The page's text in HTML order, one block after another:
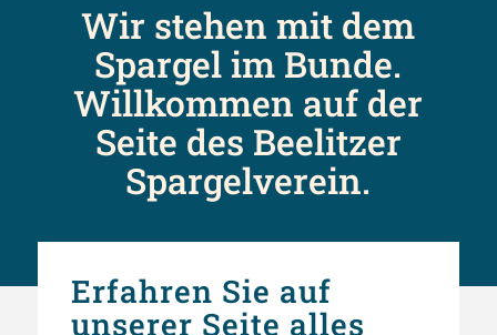
Wir stehen mit dem
Spargel im Bunde.
Willkommen auf der
Seite des Beelitzer
Spargelverein.
Erfahren Sie auf
unserer Seite alles